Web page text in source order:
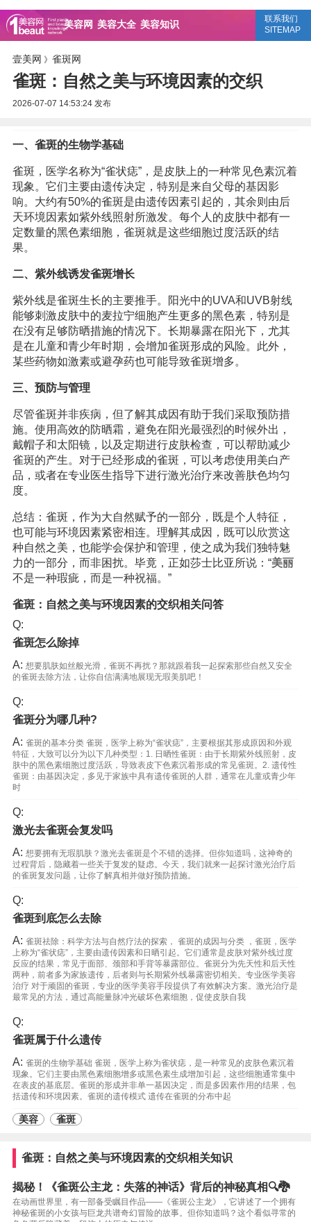
美容网 美容大全 美容知识
联系我们
SITEMAP
壹美网 》 雀斑网
雀斑：自然之美与环境因素的交织
2026-07-07 14:53:24发布
一、雀斑的生物学基础
雀斑，医学名称为“雀状痣”，是皮肤上的一种常见色素沉着
现象。它们主要由遗传决定，特别是来自父母的基因影
响。大约有50%的雀斑是由遗传因素引起的，其余则由后
天环境因素如紫外线照射所激发。每个人的皮肤中都有一
定数量的黑色素细胞，雀斑就是这些细胞过度活跃的结
果。
二、紫外线诱发雀斑增长
紫外线是雀斑生长的主要推手。阳光中的UVA和UVB射线
能够刺激皮肤中的麦拉宁细胞产生更多的黑色素，特别是
在没有足够防晒措施的情况下。长期暴露在阳光下，尤其
是在儿童和青少年时期，会增加雀斑形成的风险。此外，
某些药物如激素或避孕药也可能导致雀斑增多。
三、预防与管理
尽管雀斑并非疾病，但了解其成因有助于我们采取预防措
施。使用高效的防晒霜，避免在阳光最强烈的时候外出，
戴帽子和太阳镜，以及定期进行皮肤检查，可以帮助减少
雀斑的产生。对于已经形成的雀斑，可以考虑使用美白产
品，或者在专业医生指导下进行激光治疗来改善肤色均匀
度。
总结：雀斑，作为大自然赋予的一部分，既是个人特征，
也可能与环境因素紧密相连。理解其成因，既可以欣赏这
种自然之美，也能学会保护和管理，使之成为我们独特魅
力的一部分，而非困扰。毕竟，正如莎士比亚所说：“美丽
不是一种瑕疵，而是一种祝福。”
雀斑：自然之美与环境因素的交织相关问答
Q:
雀斑怎么除掉
A: 想要肌肤如丝般光滑，雀斑不再扰？那就跟着我一起探索那些自然又安全
的雀斑去除方法，让你自信满满地展现无瑕美肌吧！
Q:
雀斑分为哪几种?
A: 雀斑的基本分类 雀斑，医学上称为“雀状痣”，主要根据其形成原因和外观
特征，大致可以分为以下几种类型：1. 日晒性雀斑：由于长期紫外线照射，皮
肤中的黑色素细胞过度活跃，导致表皮下色素沉着形成的常见雀斑。2. 遗传性
雀斑：由基因决定，多见于家族中具有遗传雀斑的人群，通常在儿童或青少年
时
Q:
激光去雀斑会复发吗
A: 想要拥有无瑕肌肤？激光去雀斑是个不错的选择。但你知道吗，这神奇的
过程背后，隐藏着一些关于复发的疑虑。今天，我们就来一起探讨激光治疗后
的雀斑复发问题，让你了解真相并做好预防措施。
Q:
雀斑到底怎么去除
A: 雀斑祛除：科学方法与自然疗法的探索， 雀斑的成因与分类 ，雀斑，医学
上称为“雀状痣”，主要由遗传因素和日晒引起。它们通常是皮肤对紫外线过度
反应的结果，常见于面部、颈部和手背等暴露部位。雀斑分为先天性和后天性
两种，前者多为家族遗传，后者则与长期紫外线暴露密切相关。专业医学美容
治疗 对于顽固的雀斑，专业的医学美容手段提供了有效解决方案。激光治疗是
最常见的方法，通过高能量脉冲光破坏色素细胞，促使皮肤自我
Q:
雀斑属于什么遗传
A: 雀斑的生物学基础 雀斑，医学上称为雀状痣，是一种常见的皮肤色素沉着
现象。它们主要由黑色素细胞增多或黑色素生成增加引起，这些细胞通常集中
在表皮的基底层。雀斑的形成并非单一基因决定，而是多因素作用的结果，包
括遗传和环境因素。雀斑的遗传模式 遗传在雀斑的分布中起
美容 雀斑
雀斑：自然之美与环境因素的交织相关知识
揭秘！《雀斑公主龙：失落的神话》背后的神秘真相🔍🐉
在动画世界里，有一部备受瞩目作品——《雀斑公主龙》，它讲述了一个拥有
神秘雀斑的小女孩与巨龙共谱奇幻冒险的故事。但你知道吗？这个看似寻常的